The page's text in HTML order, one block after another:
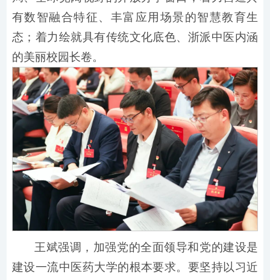
有数智融合特征、丰富应用场景的智慧教育生
态；着力绘就具有传统文化底色、浙派中医内涵
的美丽校园长卷。
王斌强调，加强党的全面领导和党的建设是
建设一流中医药大学的根本要求。要坚持以习近